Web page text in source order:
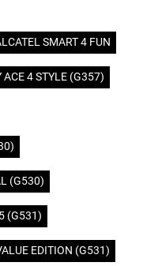
SMART 4 FUN
4 STYLE (G357)
(G530)
(G531)
EDITION (G531)